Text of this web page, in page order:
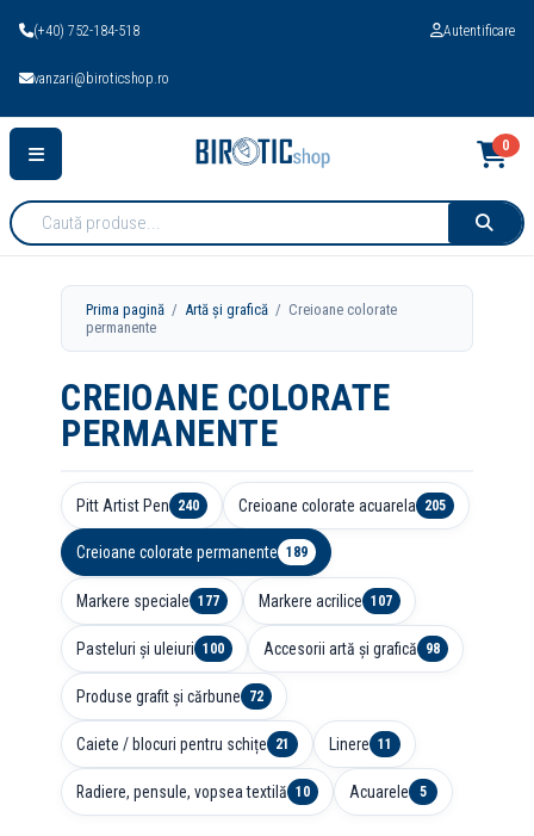
(+40) 752-184-518
vanzari@biroticshop.ro
Autentificare
Cauta
produse:
0
Prima pagină /Artă și grafică / Creioane colorate
permanente
CREIOANE COLORATE
PERMANENTE
Pitt Artist Pen 240 Creioane colorate acuarela 205
Creioane colorate permanente 189
Markere speciale 177 Markere acrilice 107
Pasteluri și uleiuri 100 Accesorii artă și grafică 98
Produse grafit și cărbune 72
Caiete / blocuri pentru schițe 21 Linere 11
Radiere, pensule, vopsea textilă 10 Acuarele 5